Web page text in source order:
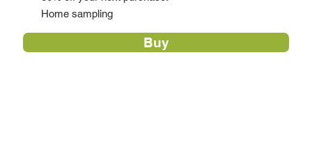
Home sampling
Buy